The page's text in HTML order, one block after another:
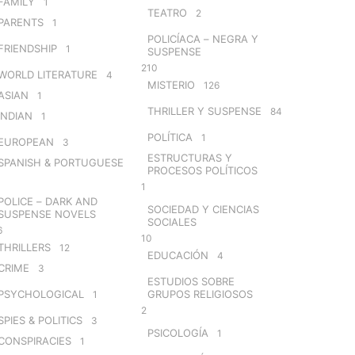
1
1
LITERATURE 4
1
1
3
& PORTUGUESE
– DARK AND
NOVELS
12
3
1
& POLITICS 3
1
TEATRO 2
POLICÍACA – NEGRA Y
SUSPENSE
210
MISTERIO 126
THRILLER Y SUSPENSE 84
POLÍTICA 1
ESTRUCTURAS Y
PROCESOS POLÍTICOS
1
SOCIEDAD Y CIENCIAS
SOCIALES
10
EDUCACIÓN 4
ESTUDIOS SOBRE
GRUPOS RELIGIOSOS
2
PSICOLOGÍA 1